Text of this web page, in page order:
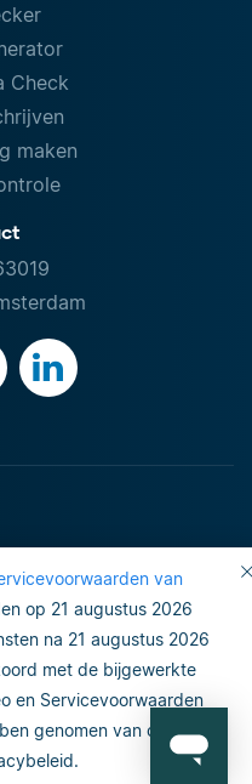
van
op 21 augustus 2026
na 21 augustus 2026
met de bijgewerkte
en Servicevoorwaarden
genomen van ons
Check
maken
personal info